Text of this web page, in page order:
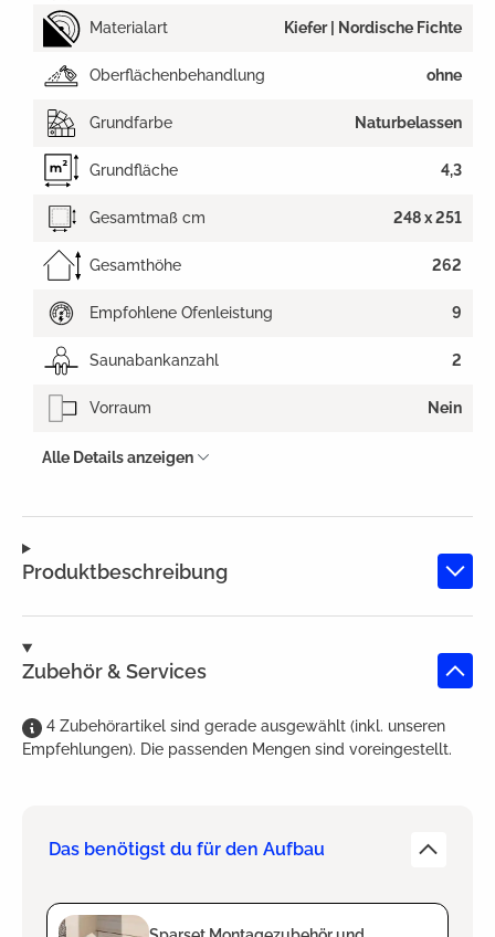
Produktbeschreibung
Zubehör & Services
4 Zubehörartikel sind gerade ausgewählt (inkl. unseren
Empfehlungen). Die passenden Mengen sind voreingestellt.
Das benötigst du für den Aufbau
Materialart Kiefer | Nordische Fichte
Oberflächenbehandlung ohne
Grundfarbe Naturbelassen
Grundfläche 4,3
Gesamtmaß cm 248 x 251
Gesamthöhe 262
Empfohlene Ofenleistung 9
Saunabankanzahl 2
Vorraum Nein
Alle Details anzeigen